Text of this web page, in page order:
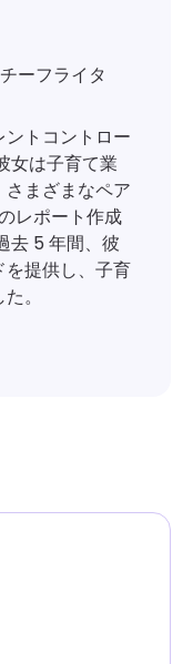
ーフライタ
トコントロー
女は子育て業
まざまなペア
レポート作成
去 5 年間、彼
提供し、子育
。